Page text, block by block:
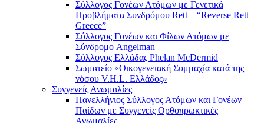
Σύλλογος Γονέων Ατόμων με Γενετικά
Προβλήματα Συνδρόμου Rett – “Reverse Rett
Greece”
Σύλλογος Γονέων και Φίλων Ατόμων με
Σύνδρομο Angelman
Σύλλογος Ελλάδας Phelan McDermid
Σωματείο «Οικογενειακή Συμμαχία κατά της
νόσου V.H.L. Ελλάδος»
Συγγενείς Ανωμαλίες
Πανελλήνιος Σύλλογος Ατόμων και Γονέων
Παίδων με Συγγενείς Ορθοπρωκτικές
Ανωμαλίες